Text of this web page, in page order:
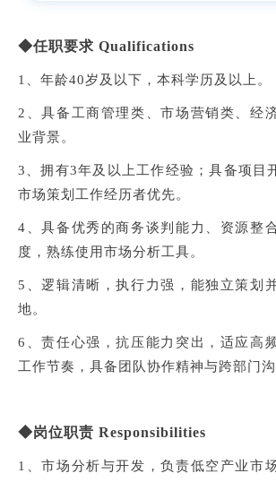
◆任职要求 Qualifications
1、年龄40岁及以下，本科学历及以上。
2、具备工商管理类、市场营销类、经
业背景。
3、拥有3年及以上工作经验；具备项目
市场策划工作经历者优先。
4、具备优秀的商务谈判能力、资源整
度，熟练使用市场分析工具。
5、逻辑清晰，执行力强，能独立策划
地。
6、责任心强，抗压能力突出，适应高
工作节奏，具备团队协作精神与跨部门沟
◆岗位职责 Responsibilities
1、市场分析与开发，负责低空产业市